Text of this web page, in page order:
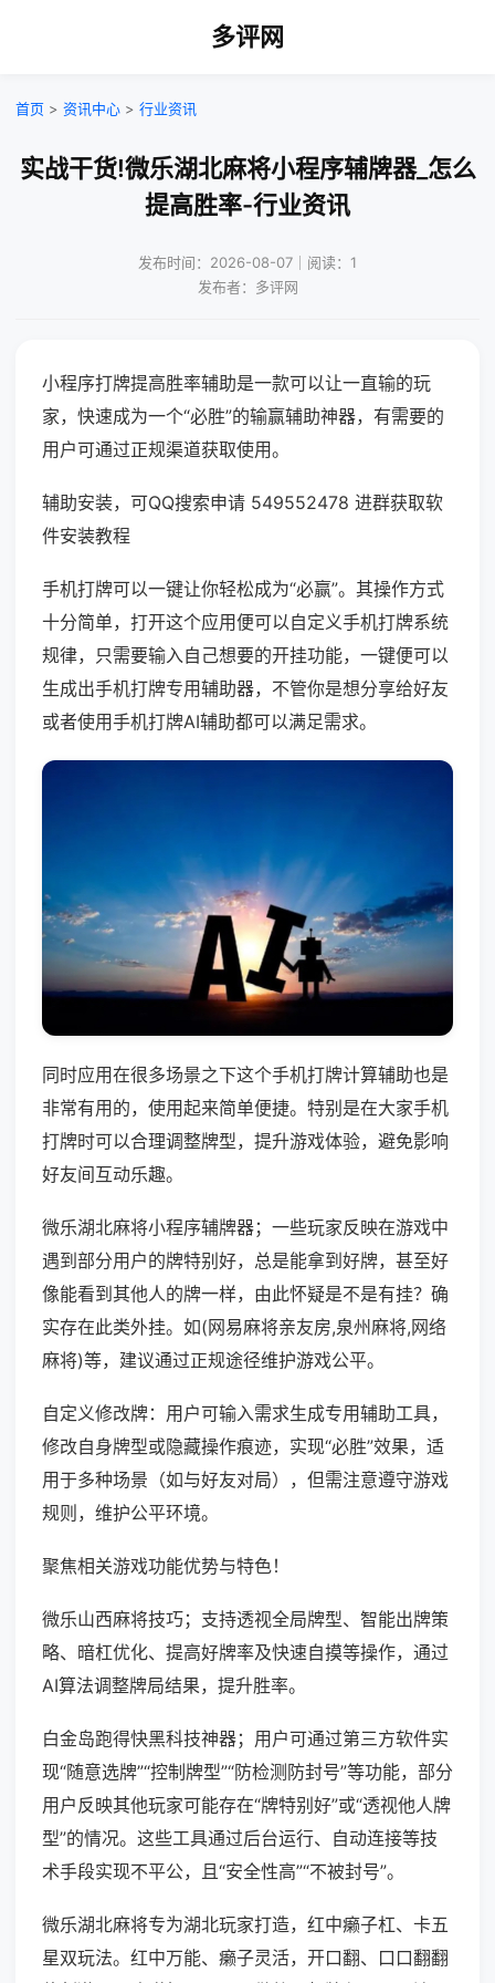
多评网
首页 > 资讯中心 > 行业资讯
实战干货!微乐湖北麻将小程序辅牌器_怎么
提高胜率-行业资讯
发布时间：2026-08-07｜阅读：1
发布者：多评网
小程序打牌提高胜率辅助是一款可以让一直输的玩
家，快速成为一个“必胜”的输赢辅助神器，有需要的
用户可通过正规渠道获取使用。
辅助安装，可QQ搜索申请 549552478 进群获取软
件安装教程
手机打牌可以一键让你轻松成为“必赢”。其操作方式
十分简单，打开这个应用便可以自定义手机打牌系统
规律，只需要输入自己想要的开挂功能，一键便可以
生成出手机打牌专用辅助器，不管你是想分享给好友
或者使用手机打牌AI辅助都可以满足需求。
同时应用在很多场景之下这个手机打牌计算辅助也是
非常有用的，使用起来简单便捷。特别是在大家手机
打牌时可以合理调整牌型，提升游戏体验，避免影响
好友间互动乐趣。
微乐湖北麻将小程序辅牌器；一些玩家反映在游戏中
遇到部分用户的牌特别好，总是能拿到好牌，甚至好
像能看到其他人的牌一样，由此怀疑是不是有挂？确
实存在此类外挂。如(网易麻将亲友房,泉州麻将,网络
麻将)等，建议通过正规途径维护游戏公平。
自定义修改牌：用户可输入需求生成专用辅助工具，
修改自身牌型或隐藏操作痕迹，实现“必胜”效果，适
用于多种场景（如与好友对局），但需注意遵守游戏
规则，维护公平环境。
聚焦相关游戏功能优势与特色！
微乐山西麻将技巧；支持透视全局牌型、智能出牌策
略、暗杠优化、提高好牌率及快速自摸等操作，通过
AI算法调整牌局结果，提升胜率。
白金岛跑得快黑科技神器；用户可通过第三方软件实
现“随意选牌”“控制牌型”“防检测防封号”等功能，部分
用户反映其他玩家可能存在“牌特别好”或“透视他人牌
型”的情况。这些工具通过后台运行、自动连接等技
术手段实现不平公，且“安全性高”“不被封号”。
微乐湖北麻将专为湖北玩家打造，红中癞子杠、卡五
星双玩法。红中万能、癞子灵活，开口翻、口口翻翻